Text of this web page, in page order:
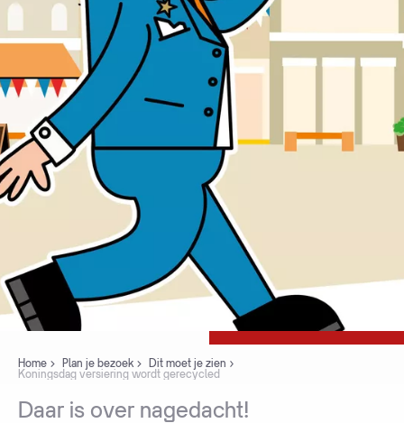
Home Plan je bezoek
Dit moet je zien
Koningsdag versiering wordt gerecycled
Daar is over nagedacht!